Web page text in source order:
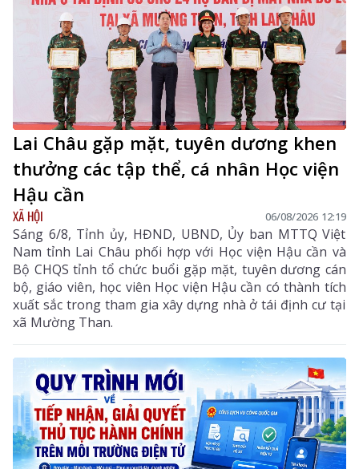
Lai Châu gặp mặt, tuyên dương khen
thưởng các tập thể, cá nhân Học viện
Hậu cần
XÃ HỘI 06/08/2026 12:19
Sáng 6/8, Tỉnh ủy, HĐND, UBND, Ủy ban MTTQ Việt
Nam tỉnh Lai Châu phối hợp với Học viện Hậu cần và
Bộ CHQS tỉnh tổ chức buổi gặp mặt, tuyên dương cán
bộ, giáo viên, học viên Học viện Hậu cần có thành tích
xuất sắc trong tham gia xây dựng nhà ở tái định cư tại
xã Mường Than.